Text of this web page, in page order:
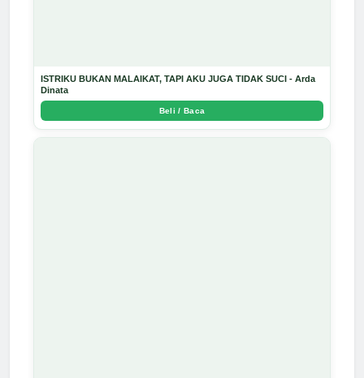
ISTRIKU BUKAN MALAIKAT, TAPI AKU JUGA TIDAK SUCI - Arda
Dinata
Beli / Baca